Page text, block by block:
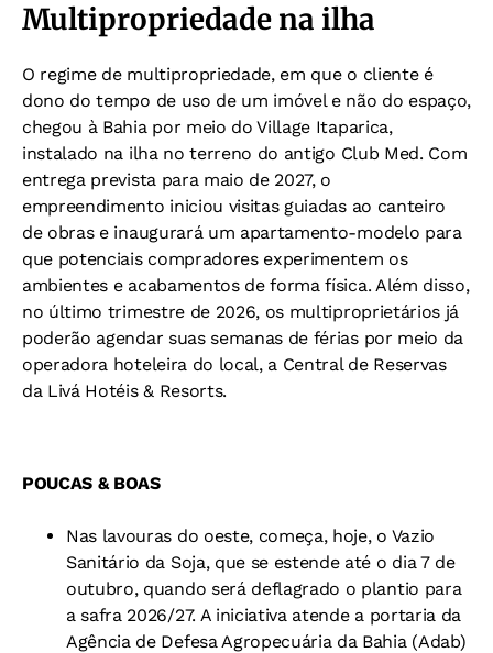
Multipropriedade na ilha
O regime de multipropriedade, em que o cliente é
dono do tempo de uso de um imóvel e não do espaço,
chegou à Bahia por meio do Village Itaparica,
instalado na ilha no terreno do antigo Club Med. Com
entrega prevista para maio de 2027, o
empreendimento iniciou visitas guiadas ao canteiro
de obras e inaugurará um apartamento-modelo para
que potenciais compradores experimentem os
ambientes e acabamentos de forma física. Além disso,
no último trimestre de 2026, os multiproprietários já
poderão agendar suas semanas de férias por meio da
operadora hoteleira do local, a Central de Reservas
da Livá Hotéis & Resorts.
POUCAS & BOAS
Nas lavouras do oeste, começa, hoje, o Vazio
Sanitário da Soja, que se estende até o dia 7 de
outubro, quando será deflagrado o plantio para
a safra 2026/27. A iniciativa atende a portaria da
Agência de Defesa Agropecuária da Bahia (Adab)